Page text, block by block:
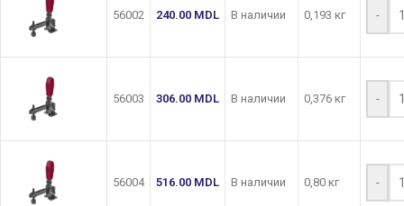
56002 240.00 MDL В наличии 0,193 кг -
56003 306.00 MDL В наличии 0,376 кг -
56004 516.00 MDL В наличии 0,80 кг -